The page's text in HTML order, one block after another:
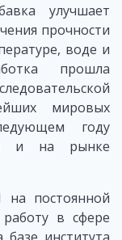
улучшает
прочности
воде и
прошла
мировых
году
и на рынке
постоянной
в сфере